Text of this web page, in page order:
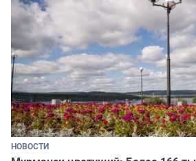
НОВОСТИ